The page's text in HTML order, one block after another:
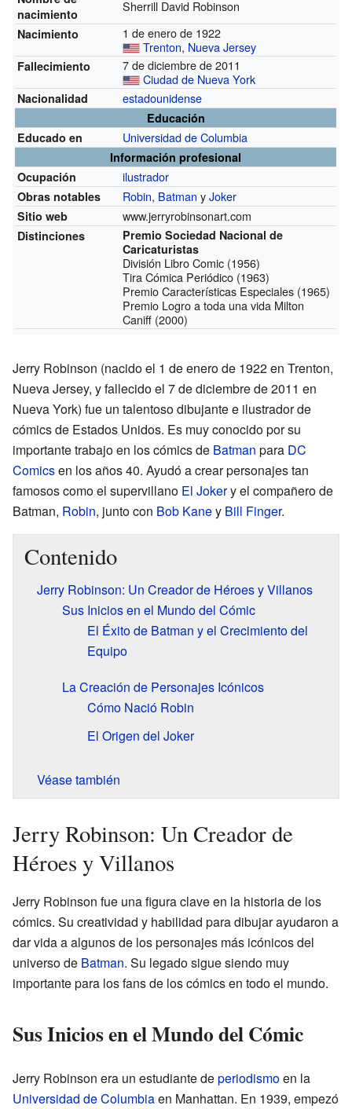
nacimiento
Sherrill David Robinson
Nacimiento
1 de enero de 1922
Trenton, Nueva Jersey
Fallecimiento
7 de diciembre de 2011
Ciudad de Nueva York
Nacionalidad estadounidense
Educación
Educado en
Universidad de Columbia
Información profesional
Ocupación
ilustrador
Obras notables Robin, Batman yJoker
Sitio web www.jerryrobinsonart.com
Distinciones
Premio Sociedad Nacional de
Caricaturistas
División Libro Comic (1956)
Tira Cómica Periódico (1963)
Premio Características Especiales (1965)
Premio Logro a toda una vida Milton
Caniff (2000)
Jerry Robinson (nacido el 1 de enero de 1922 en Trenton,
Nueva Jersey, y fallecido el 7 de diciembre de 2011 en
Nueva York) fue un talentoso dibujante e ilustrador de
cómics de Estados Unidos. Es muy conocido por su
importante trabajo en los cómics de Batman para DC
Comicsen los años 40. Ayudó a crear personajes tan
famosos como el supervillano El Jokery el compañero de
Batman, Robin, junto con Bob Kaney Bill Finger.
Contenido
Jerry Robinson: Un Creador de Héroes y Villanos
Sus Inicios en el Mundo del Cómic
El Éxito de Batman y el Crecimiento del
Equipo
La Creación de Personajes Icónicos
Cómo Nació Robin
El Origen del Joker
Véase también
Jerry Robinson: Un Creador de
Héroes y Villanos
Jerry Robinson fue una figura clave en la historia de los
cómics. Su creatividad y habilidad para dibujar ayudaron a
dar vida a algunos de los personajes más icónicos del
universo de Batman. Su legado sigue siendo muy
importante para los fans de los cómics en todo el mundo.
Sus Inicios en el Mundo del Cómic
Jerry Robinson era un estudiante deperiodismoen la
Universidad de Columbiaen Manhattan. En 1939, empezó